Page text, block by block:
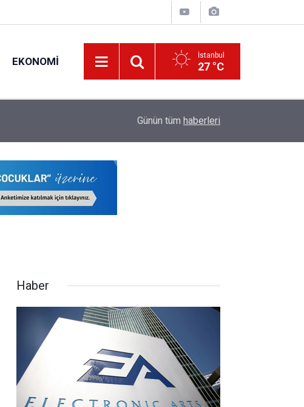
EKONOMI İstanbul
27 °C
İş Bankası'nda Genel Müdür Değişimi!
Günün tüm haberleri
Haber